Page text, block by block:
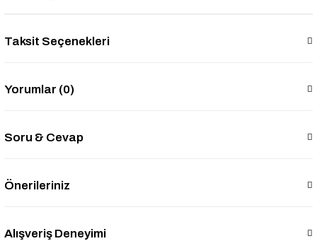
Taksit Seçenekleri
Yorumlar (0)
Soru & Cevap
Önerileriniz
Alışveriş Deneyimi